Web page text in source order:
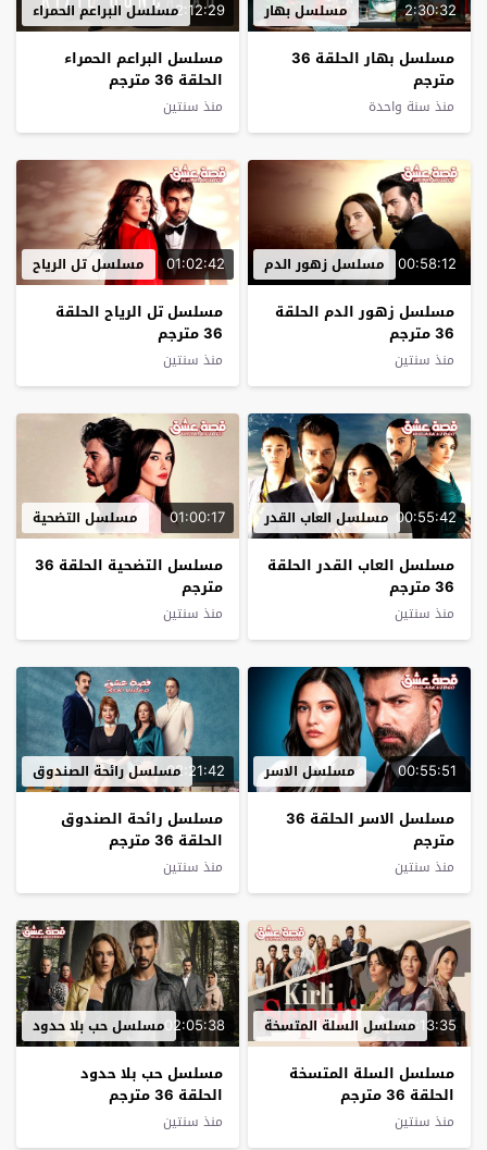
2:30:32 مسلسل بهار
مسلسل بهار الحلقة 36
مترجم
منذ سنة واحدة
2:12:29مسلسل البراعم الحمراء
مسلسل البراعم الحمراء
الحلقة 36 مترجم
منذ سنتين
00:58:12 مسلسل زهور الدم
مسلسل زهور الدم الحلقة
36 مترجم
منذ سنتين
01:02:42 مسلسل تل الرياح
مسلسل تل الرياح الحلقة
36 مترجم
منذ سنتين
00:55:42 مسلسل العاب القدر
مسلسل العاب القدر الحلقة
36 مترجم
منذ سنتين
01:00:17 مسلسل التضحية
مسلسل التضحية الحلقة 36
مترجم
منذ سنتين
00:55:51 مسلسل الاسر
مسلسل الاسر الحلقة 36
مترجم
منذ سنتين
02:21:42مسلسل رائحة الصندوق
مسلسل رائحة الصندوق
الحلقة 36 مترجم
منذ سنتين
02:13:35مسلسل السلة المتسخة
مسلسل السلة المتسخة
الحلقة 36 مترجم
منذ سنتين
02:05:38مسلسل حب بلا حدود
مسلسل حب بلا حدود
الحلقة 36 مترجم
منذ سنتين